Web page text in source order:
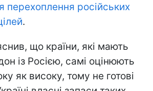
перехоплення російських
.
що країни, які мають
із Росією, самі оцінюють
як високу, тому не готові